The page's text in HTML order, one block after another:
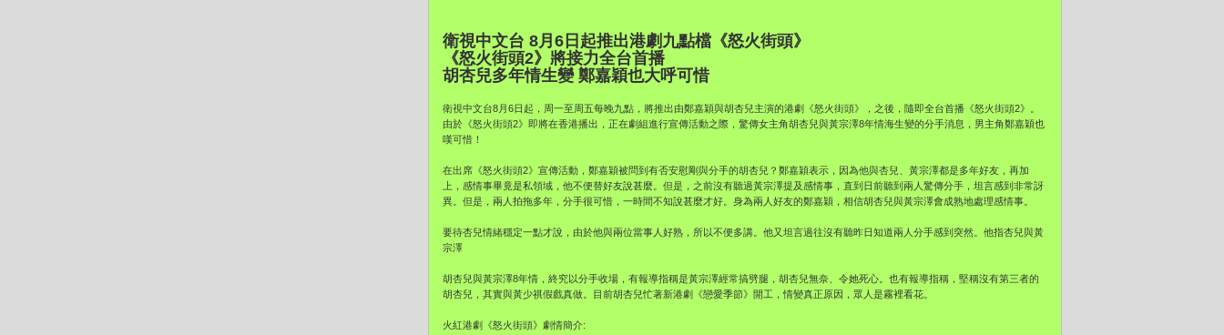
衛視中文台 8月6日起推出港劇九點檔《怒火街頭》
《怒火街頭2》將接力全台首播
胡杏兒多年情生變 鄭嘉穎也大呼可惜
衛視中文台8月6日起，周一至周五每晚九點，將推出由鄭嘉穎與胡杏兒主演的港劇《怒火街頭》，之後，隨即全台首播《怒火街頭2》。
由於《怒火街頭2》即將在香港播出，正在劇組進行宣傳活動之際，驚傳女主角胡杏兒與黃宗澤8年情海生變的分手消息，男主角鄭嘉穎也
嘆可惜！
在出席《怒火街頭2》宣傳活動，鄭嘉穎被問到有否安慰剛與分手的胡杏兒？鄭嘉穎表示，因為他與杏兒、黃宗澤都是多年好友，再加
上，感情事畢竟是私領域，他不便替好友說甚麼。但是，之前沒有聽過黃宗澤提及感情事，直到日前聽到兩人驚傳分手，坦言感到非常訝
異。但是，兩人拍拖多年，分手很可惜，一時間不知說甚麼才好。身為兩人好友的鄭嘉穎，相信胡杏兒與黃宗澤會成熟地處理感情事。
要待杏兒情緒穩定一點才說，由於他與兩位當事人好熟，所以不便多講。他又坦言過往沒有聽昨日知道兩人分手感到突然。他指杏兒與黃
宗澤
胡杏兒與黃宗澤8年情，終究以分手收場，有報導指稱是黃宗澤經常搞劈腿，胡杏兒無奈、令她死心。也有報導指稱，堅稱沒有第三者的
胡杏兒，其實與黃少祺假戲真做。目前胡杏兒忙著新港劇《戀愛季節》開工，情變真正原因，眾人是霧裡看花。
火紅港劇《怒火街頭》劇情簡介: